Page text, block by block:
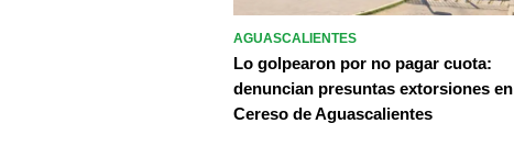
AGUASCALIENTES
Lo golpearon por no pagar cuota:
denuncian presuntas extorsiones en
Cereso de Aguascalientes